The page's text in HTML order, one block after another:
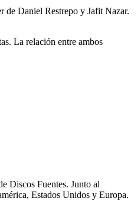
de Daniel Restrepo y Jafit Nazar.
La relación entre ambos
Discos Fuentes. Junto al
Estados Unidos y Europa.